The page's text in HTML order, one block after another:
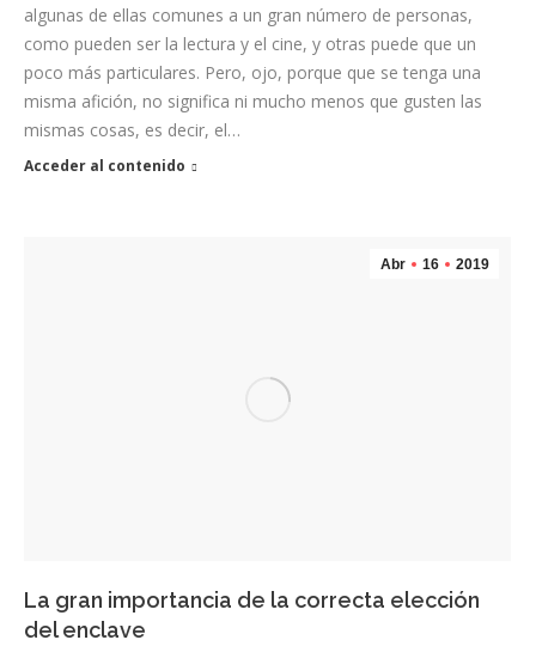
algunas de ellas comunes a un gran número de personas,
como pueden ser la lectura y el cine, y otras puede que un
poco más particulares. Pero, ojo, porque que se tenga una
misma afición, no significa ni mucho menos que gusten las
mismas cosas, es decir, el…
Acceder al contenido
Abr 16 2019
La gran importancia de la correcta elección
del enclave